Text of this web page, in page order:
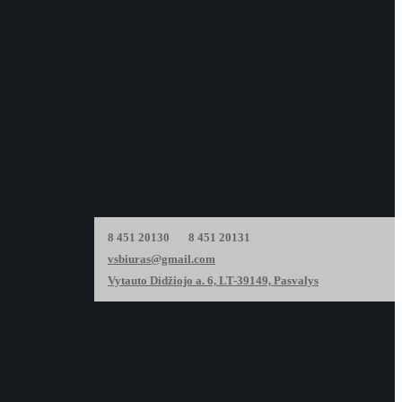
8 451 20130 8 451 20131
vsbiuras@gmail.com
Vytauto Didžiojo a. 6, LT-39149, Pasvalys